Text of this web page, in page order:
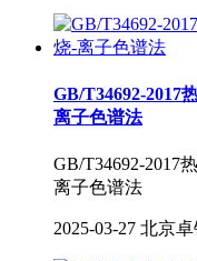
GB/T34692-2017
离子色谱法
GB/T34692-2017
离子色谱法
2025-03-27 北京